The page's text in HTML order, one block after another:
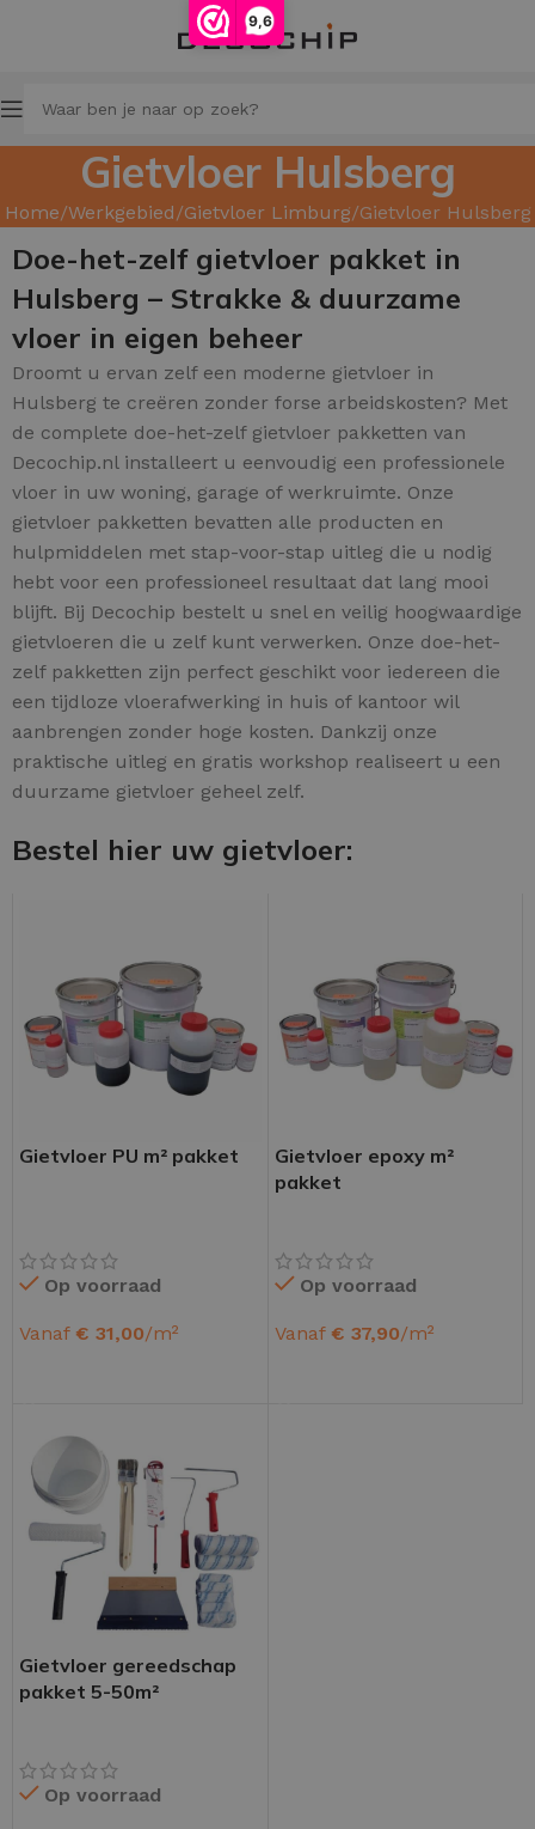
9,6
Gietvloer Hulsberg
Home Werkgebied Gietvloer Limburg Gietvloer Hulsberg
Doe-het-zelf gietvloer pakket in
Hulsberg – Strakke & duurzame
vloer in eigen beheer
Droomt u ervan zelf een moderne gietvloer in
Hulsberg te creëren zonder forse arbeidskosten? Met
de complete doe-het-zelf gietvloer pakketten van
Decochip.nl installeert u eenvoudig een professionele
vloer in uw woning, garage of werkruimte. Onze
gietvloer pakketten bevatten alle producten en
hulpmiddelen met stap-voor-stap uitleg die u nodig
hebt voor een professioneel resultaat dat lang mooi
blijft. Bij Decochip bestelt u snel en veilig hoogwaardige
gietvloeren die u zelf kunt verwerken. Onze doe-het-
zelf pakketten zijn perfect geschikt voor iedereen die
een tijdloze vloerafwerking in huis of kantoor wil
aanbrengen zonder hoge kosten. Dankzij onze
praktische uitleg en gratis workshop realiseert u een
duurzame gietvloer geheel zelf.
Bestel hier uw gietvloer:
Gietvloer PU m² pakket
Op voorraad
Vanaf € 31,00/m²
Gietvloer epoxy m²
pakket
Op voorraad
Vanaf € 37,90/m²
Gietvloer gereedschap
pakket 5-50m²
Op voorraad